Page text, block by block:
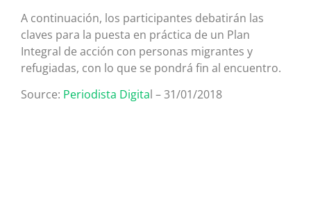
A continuación, los participantes debatirán las
claves para la puesta en práctica de un Plan
Integral de acción con personas migrantes y
refugiadas, con lo que se pondrá fin al encuentro.
Source: Periodista Digital – 31/01/2018